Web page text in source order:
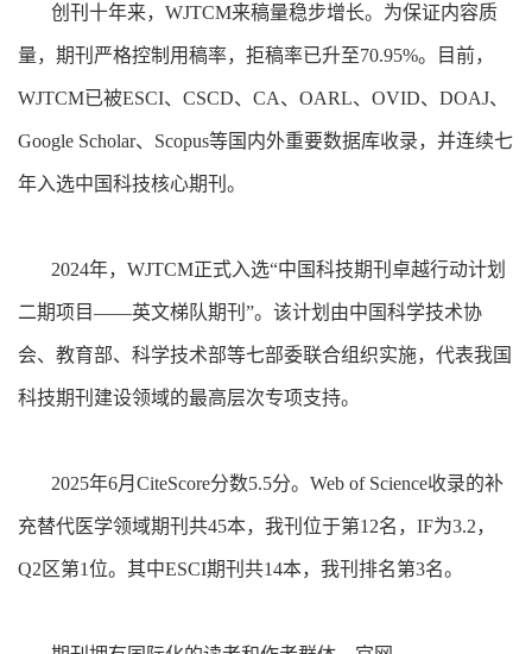
创刊十年来，WJTCM来稿量稳步增长。为保证内容质
量，期刊严格控制用稿率，拒稿率已升至70.95%。目前，
WJTCM已被ESCI、CSCD、CA、OARL、OVID、DOAJ、
Google Scholar、Scopus等国内外重要数据库收录，并连续七
年入选中国科技核心期刊。
2024年，WJTCM正式入选“中国科技期刊卓越行动计划
二期项目——英文梯队期刊”。该计划由中国科学技术协
会、教育部、科学技术部等七部委联合组织实施，代表我国
科技期刊建设领域的最高层次专项支持。
2025年6月CiteScore分数5.5分。Web of Science收录的补
充替代医学领域期刊共45本，我刊位于第12名，IF为3.2，
Q2区第1位。其中ESCI期刊共14本，我刊排名第3名。